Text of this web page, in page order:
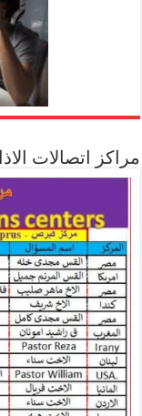
مراكز اتصالات